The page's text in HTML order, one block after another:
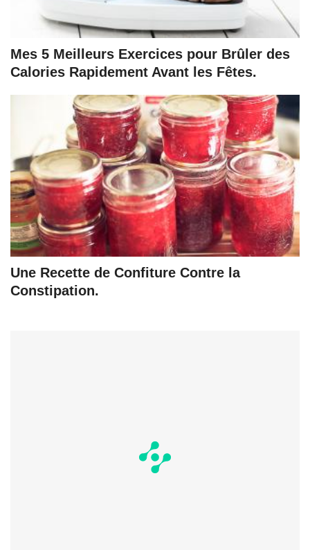
Mes 5 Meilleurs Exercices pour Brûler des
Calories Rapidement Avant les Fêtes.
Une Recette de Confiture Contre la
Constipation.